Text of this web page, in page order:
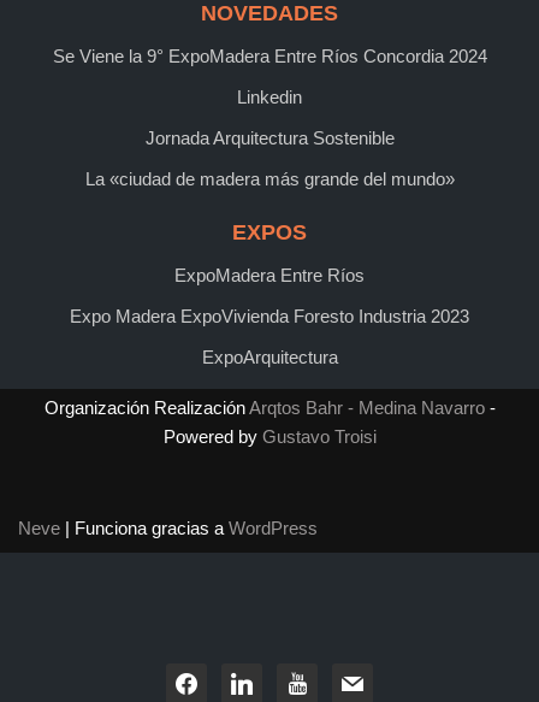
NOVEDADES
Se Viene la 9° ExpoMadera Entre Ríos Concordia 2024
Linkedin
Jornada Arquitectura Sostenible
La «ciudad de madera más grande del mundo»
EXPOS
ExpoMadera Entre Ríos
Expo Madera ExpoVivienda Foresto Industria 2023
ExpoArquitectura
Organización RealizaciónArqtos Bahr - Medina Navarro-
Powered by Gustavo Troisi
Neve | Funciona gracias a WordPress